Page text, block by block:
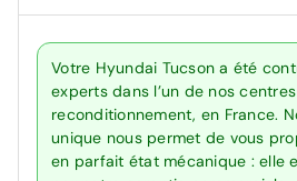
Votre Hyundai Tucson a été
experts dans l’un de nos
reconditionnement, en France.
unique nous permet de vous
en parfait état mécanique : elle